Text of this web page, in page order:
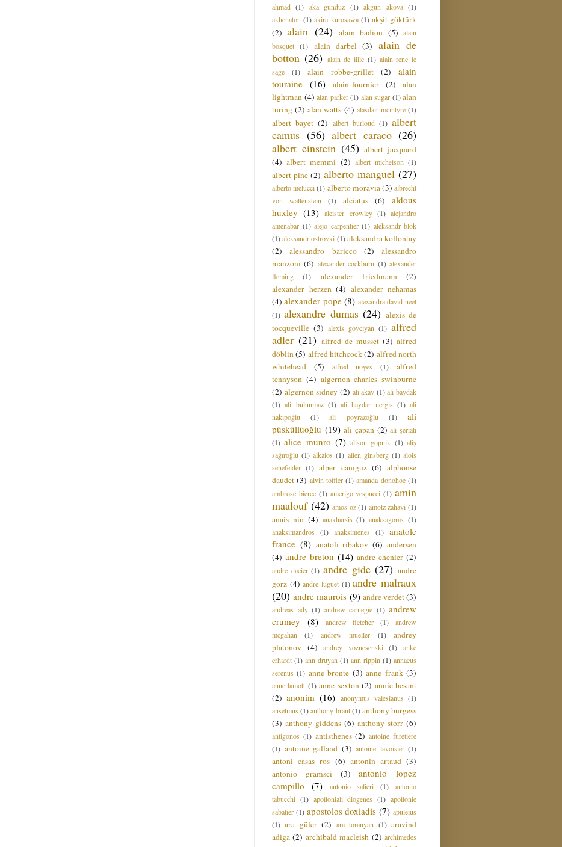
ahmad (1) aka gündüz (1) akgün akova (1)
akhenaton (1) akira kurosawa (1) akşit göktürk
(2) alain (24) alain badiou (5) alain
bosquet (1) alain darbel (3)
alain de
botton (26) alain de lille (1) alain rene le
sage
(1) alain robbe-grillet (2)
alain
touraine (16) alain-fournier (2)
alan
lightman (4) alan parker (1) alan sugar (1) alan
turing (2) alan watts (4) alasdair mcintyre (1)
albert bayet (2) albert burloud (1) albert
camus (56) albert caraco (26)
albert einstein (45) albert jacquard
(4) albert memmi (2) albert michelson (1)
albert pine (2) alberto manguel (27)
alberto melucci (1) alberto moravia (3) albrecht
von wallenstein
(1) alciatus (6)
aldous
huxley (13) aleister crowley (1) alejandro
amenabar (1) alejo carpentier (1) aleksandr blok
(1) aleksandr ostrovki (1) aleksandra kollontay
(2)
alessandro baricco (2)
alessandro
manzoni (6) alexander cockburn (1) alexander
fleming
(1) alexander friedmann
(2)
alexander herzen (4) alexander nehamas
(4) alexander pope (8) alexandra david-neel
(1) alexandre dumas (24) alexis de
tocqueville (3) alexis govciyan (1) alfred
adler (21) alfred de musset (3) alfred
döblin (5) alfred hitchcock(2) alfred north
whitehead
(5) alfred noyes (1)
alfred
tennyson (4) algernon charles swinburne
(2) algernon sidney (2) ali akay (1) ali baydak
(1) ali bulunmaz (1) ali haydar nergis (1) ali
nakıpoğlu
(1) ali poyrazoğlu (1)
ali
püsküllüoğlu (19) ali çapan (2) ali şeriati
(1) alice munro (7) alison gopnik (1) aliş
sağıroğlu (1) alkaios (1) allen ginsberg (1) alois
senefelder (1) alper canıgüz (6) alphonse
daudet (3) alvin toffler (1) amanda donohoe (1)
ambrose bierce (1) amerigo vespucci (1) amin
maalouf (42) amos oz (1) amotz zahavi (1)
anais nin (4) anakharsis (1) anaksagoras (1)
anaksimandros
(1) anaksimenes (1) anatole
france (8) anatoli ribakov (6) andersen
(4) andre breton (14) andre chenier (2)
andre dacier (1) andre gide (27) andre
gorz (4) andre luguet (1) andre malraux
(20) andre maurois (9) andre verdet(3)
andreas ady (1) andrew carnegie (1) andrew
crumey
(8) andrew fletcher (1)
andrew
mcgahan
(1) andrew mueller (1)
andrey
platonov (4) andrey voznesenski (1)
anke
erhardt (1) ann druyan (1) ann rippin (1) annaeus
serenus (1) anne bronte (3) anne frank (3)
anne lamott (1) anne sexton (2) annie besant
(2) anonim (16) anonymus valesianus (1)
anselmus (1) anthony brant (1) anthony burgess
(3) anthony giddens (6) anthony storr (6)
antigonos (1) antisthenes (2) antoine furetiere
(1) antoine galland (3) antoine lavoisier (1)
antoni casas ros (6) antonin artaud (3)
antonio gramsci
(3)
antonio lopez
campillo
(7) antonio salieri (1)
antonio
tabucchi (1) apollonialı diogenes (1) apollonie
sabatier (1) apostolos doxiadis (7) apuleius
(1) ara güler (2) ara toranyan (1) aravind
adiga (2) archibald macleish (2) archimedes